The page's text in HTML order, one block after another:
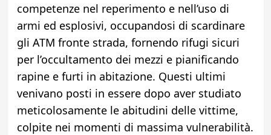
competenze nel reperimento e nell’uso di
armi ed esplosivi, occupandosi di scardinare
gli ATM fronte strada, fornendo rifugi sicuri
per l’occultamento dei mezzi e pianificando
rapine e furti in abitazione. Questi ultimi
venivano posti in essere dopo aver studiato
meticolosamente le abitudini delle vittime,
colpite nei momenti di massima vulnerabilità.